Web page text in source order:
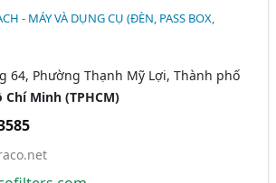
- MÁY VÀ DỤNG CỤ (ĐÈN, PASS BOX,
64, Phường Thạnh Mỹ Lợi, Thành phố
Chí Minh (TPHCM)